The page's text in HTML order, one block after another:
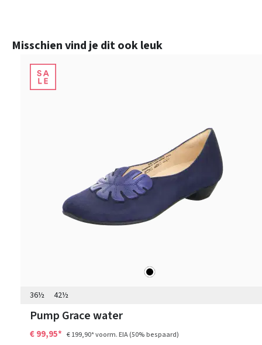
Productgalerij overslaan
Misschien vind je dit ook leuk
zwart
36½ 42½
Pump Grace water
€ 99,95* € 199,90*voorm. EIA(50% bespaard)